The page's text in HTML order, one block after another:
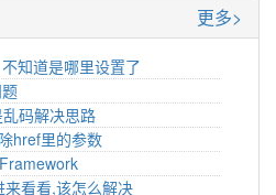
更多>
知道是哪里设置了
码解决思路
href里的参数
看看,该怎么解决